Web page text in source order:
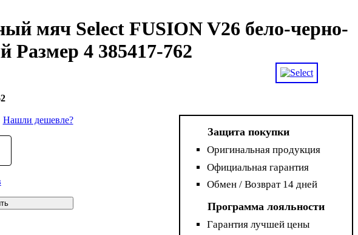
мяч Select FUSION V26 бело-черно-
Размер 4 385417-762
Нашли дешевле?
Защита покупки
Оригинальная продукция
Официальная гарантия
Обмен / Возврат 14 дней
Программа лояльности
Гарантия лучшей цены